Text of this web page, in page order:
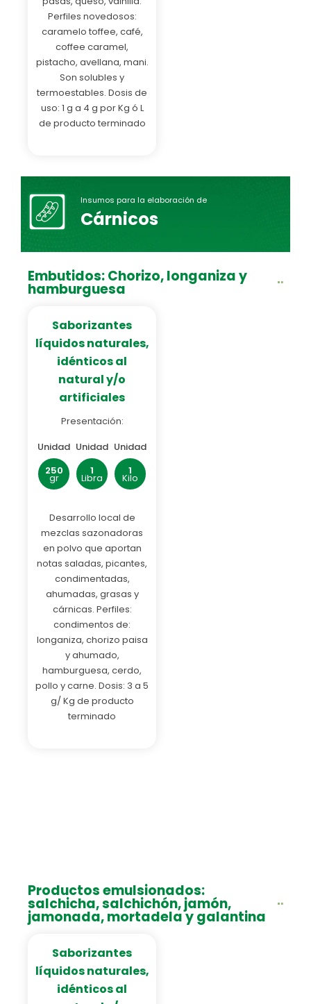
Perfiles novedosos:
caramelo toffee, café,
coffee caramel,
pistacho, avellana, mani.
Son solubles y
termoestables. Dosis de
uso: 1 g a 4 g por Kg ó L
de producto terminado
Insumos para la elaboración de
Cárnicos
Embutidos: Chorizo, longaniza y
hamburguesa
Saborizantes
líquidos naturales,
idénticos al
natural y/o
artificiales
Presentación:
Unidad
250
gr
Unidad
1
Libra
Unidad
1
Kilo
Desarrollo local de
mezclas sazonadoras
en polvo que aportan
notas saladas, picantes,
condimentadas,
ahumadas, grasas y
cárnicas. Perfiles:
condimentos de:
longaniza, chorizo paisa
y ahumado,
hamburguesa, cerdo,
pollo y carne. Dosis: 3 a 5
g/ Kg de producto
terminado
Productos emulsionados:
salchicha, salchichón, jamón,
jamonada, mortadela y galantina
Saborizantes
líquidos naturales,
idénticos al